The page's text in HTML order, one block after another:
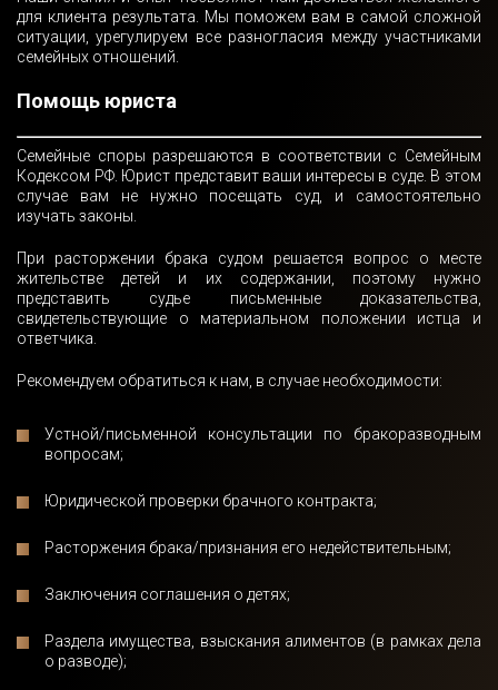
для клиента результата. Мы поможем вам в самой сложной
ситуации, урегулируем все разногласия между участниками
семейных отношений.
Помощь юриста
Семейные споры разрешаются в соответствии с Семейным
Кодексом РФ. Юрист представит ваши интересы в суде. В этом
случае вам не нужно посещать суд, и самостоятельно
изучать законы.
При расторжении брака судом решается вопрос о месте
жительстве детей и их содержании, поэтому нужно
представить судье письменные доказательства,
свидетельствующие о материальном положении истца и
ответчика.
Рекомендуем обратиться к нам, в случае необходимости:
Устной/письменной консультации по бракоразводным
вопросам;
Юридической проверки брачного контракта;
Расторжения брака/признания его недействительным;
Заключения соглашения о детях;
Раздела имущества, взыскания алиментов (в рамках дела
о разводе);
Получить